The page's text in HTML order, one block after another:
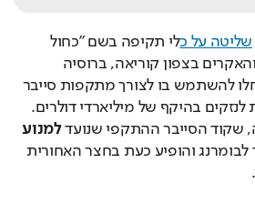
על כ
לי תקיפה בשם "כחול
נצחי" (EternalBlue), והאקרים בצפון קוריאה, ברוסיה
ולאחרונה גם בסין – החלו להשתמש בו לצורך מתקפות סייבר
ברחבי העולם, שגורמות לנזקים בהיקף של מיליארדי דולרים.
הסייבר ההתקפי שנועד למנוע
התקפות האקרים, הפך לבומרנג והופיע כעת בחצר האחורית